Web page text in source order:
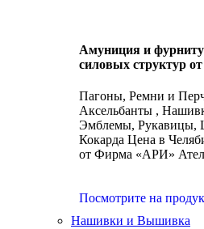
Амуниция и
силовых структур
Пагоны, Ремни и
Аксельбанты ,
Эмблемы, Рукавицы,
Кокарда Цена в
от Фирма «АРИ»
Посмотрите на
Нашивки и Вышивка